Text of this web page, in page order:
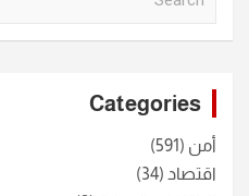
Categories
أمن (591)
اقتصاد (34)